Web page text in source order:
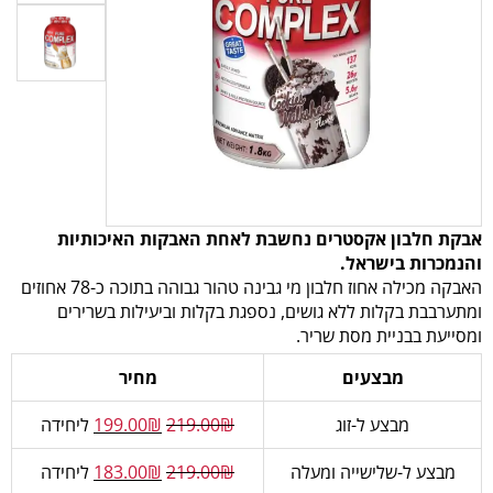
אבקת חלבון אקסטרים נחשבת לאחת האבקות האיכותיות
והנמכרות בישראל.
האבקה מכילה אחוז חלבון מי גבינה טהור גבוהה בתוכה כ-78 אחוזים
ומתערבבת בקלות ללא גושים, נספגת בקלות וביעילות בשרירים
ומסייעת בבניית מסת שריר.
מבצעים
מחיר
מבצע ל-זוג
219.00₪
199.00₪
ליחידה
מבצע ל-שלישייה ומעלה
219.00₪
183.00₪ ליחידה